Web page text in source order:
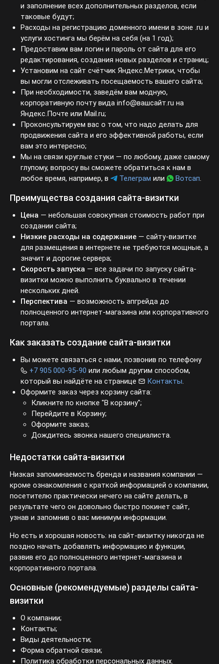
заполнение всех дополнительных разделов, если
таковые будут;
Расходы на регистрацию доменного имени в зоне .ru и
услуги хостинга мы берём на себя (на 1 год);
Предоставим вам логин и пароль от сайта для его
редактирования, создания новых разделов и страниц;
Установим на сайт счётчик Яндекс.Метрики, чтобы вы
могли отслеживать посещаемость вашего сайта;
При необходимости, заведём вам модную,
корпоративную почту вида info@вашсайт.ru на
Яндекс.Почте или Mail.ru;
Проконсультируем вас о том, что надо делать для
продвижения сайта и его эффективной работы, если
вам это интересно;
Мы на связи круглые стуки — по любому, даже самому
глупому, вопросу вы сможете обратиться к нам в
любое время, например, в
Телеграм или Вотсап.
Преимущества создания сайта-визитки
Цена— небольшая совокупная стоимость работ при
создании сайта;
Низкие расходы на содержание— сайту-визитке для
размещения в интернете не требуются мощные, а
значит и дорогие сервера;
Скорость запуска— все задачи по запуску сайта-
визитки можно выполнить буквально в течении
нескольких дней.
Перспектива— возможность апгрейда до
полноценного интернет-магазина или корпоративного
портала.
Как заказать создание сайта-визитки
Вы можете связаться с нами, позвонив по телефону
+7 905 000-95-90или любым другим способом, который
вы найдёте на странице
Контакты.
Оформите заказ через корзину сайта:
Кликните по кнопке "В корзину";
Перейдите в Корзину;
Оформите заказ;
Дождитесь звонка нашего специалиста.
Недостатки сайта-визитки
Низкая запоминаемость бренда и названия компании —
кроме ознакомления с краткой информацией о компании,
посетителю практически нечего на сайте делать, в
результате чего он довольно быстро покинет сайт, узнав и
запомнив о вас минимум информации.
Но есть и хорошая новость: на сайт-визитку никогда не
поздно начать добавлять информацию и функции, развив
его до полноценного интернет-магазина и корпоративного
портала.
Основные (рекомендуемые) разделы сайта-
визитки
О компании;
Контакты;
Виды деятельности;
Форма обратной связи;
Политика обработки персональных данных.